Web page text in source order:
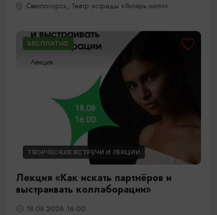
Светлогорск, Театр эстрады «Янтарь-холл»
БЕСПЛАТНО
ТВОРЧЕСКИЕ ВСТРЕЧИ И ЛЕКЦИИ
Лекция «Как искать партнёров и
выстраивать коллаборации»
18.08.2026 16:00